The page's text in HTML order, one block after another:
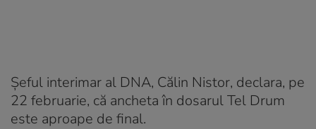
Şeful interimar al DNA, Călin Nistor, declara, pe
22 februarie, că ancheta în dosarul Tel Drum
este aproape de final.